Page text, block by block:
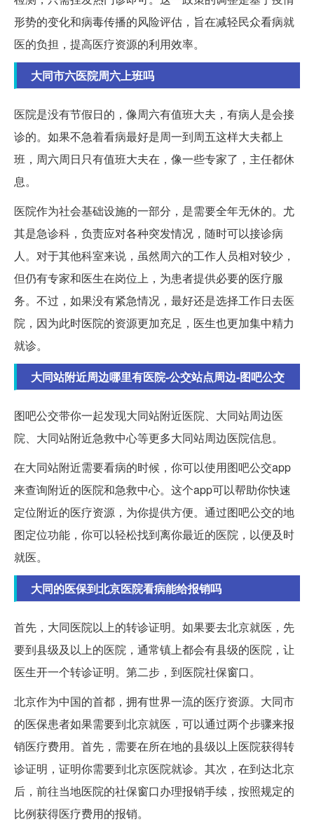
形势的变化和病毒传播的风险评估，旨在减轻民众看病就
医的负担，提高医疗资源的利用效率。
大同市六医院周六上班吗
医院是没有节假日的，像周六有值班大夫，有病人是会接
诊的。如果不急着看病最好是周一到周五这样大夫都上
班，周六周日只有值班大夫在，像一些专家了，主任都休
息。
医院作为社会基础设施的一部分，是需要全年无休的。尤
其是急诊科，负责应对各种突发情况，随时可以接诊病
人。对于其他科室来说，虽然周六的工作人员相对较少，
但仍有专家和医生在岗位上，为患者提供必要的医疗服
务。不过，如果没有紧急情况，最好还是选择工作日去医
院，因为此时医院的资源更加充足，医生也更加集中精力
就诊。
大同站附近周边哪里有医院-公交站点周边-图吧公交
图吧公交带你一起发现大同站附近医院、大同站周边医
院、大同站附近急救中心等更多大同站周边医院信息。
在大同站附近需要看病的时候，你可以使用图吧公交app
来查询附近的医院和急救中心。这个app可以帮助你快速
定位附近的医疗资源，为你提供方便。通过图吧公交的地
图定位功能，你可以轻松找到离你最近的医院，以便及时
就医。
大同的医保到北京医院看病能给报销吗
首先，大同医院以上的转诊证明。如果要去北京就医，先
要到县级及以上的医院，通常镇上都会有县级的医院，让
医生开一个转诊证明。第二步，到医院社保窗口。
北京作为中国的首都，拥有世界一流的医疗资源。大同市
的医保患者如果需要到北京就医，可以通过两个步骤来报
销医疗费用。首先，需要在所在地的县级以上医院获得转
诊证明，证明你需要到北京医院就诊。其次，在到达北京
后，前往当地医院的社保窗口办理报销手续，按照规定的
比例获得医疗费用的报销。